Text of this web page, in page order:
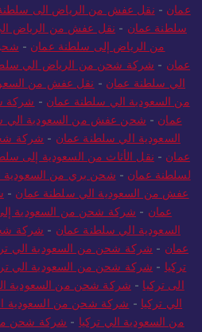
عمان - نقل عفش من الرياض الى
سلطنة عمان - نقل عفش من الرياض
من الرياض إلى سلطنة عمان -
عمان - شركة شحن من الرياض الي
الي سلطنة عمان - نقل عفش من
من السعودية الي سلطنة عمان - شركة
عمان - شحن عفش من السعودية الي
السعودية الي سلطنة عمان - شركة
عمان - نقل الأثاث من السعودية إلى
لسلطنة عمان - شحن بري من السعودية
عفش من السعودية الي سلطنة عمان -
عمان - شركة شحن من السعودية
السعودية الي سلطنة عمان - شركة
عمان - شركة شحن من السعودية الي
تركيا - شركة شحن من السعودية الي
الى تركيا - شركة شحن من السعودية
الي تركيا - شركة شحن من السعودية
من السعودية الي تركيا - شركة شحن من